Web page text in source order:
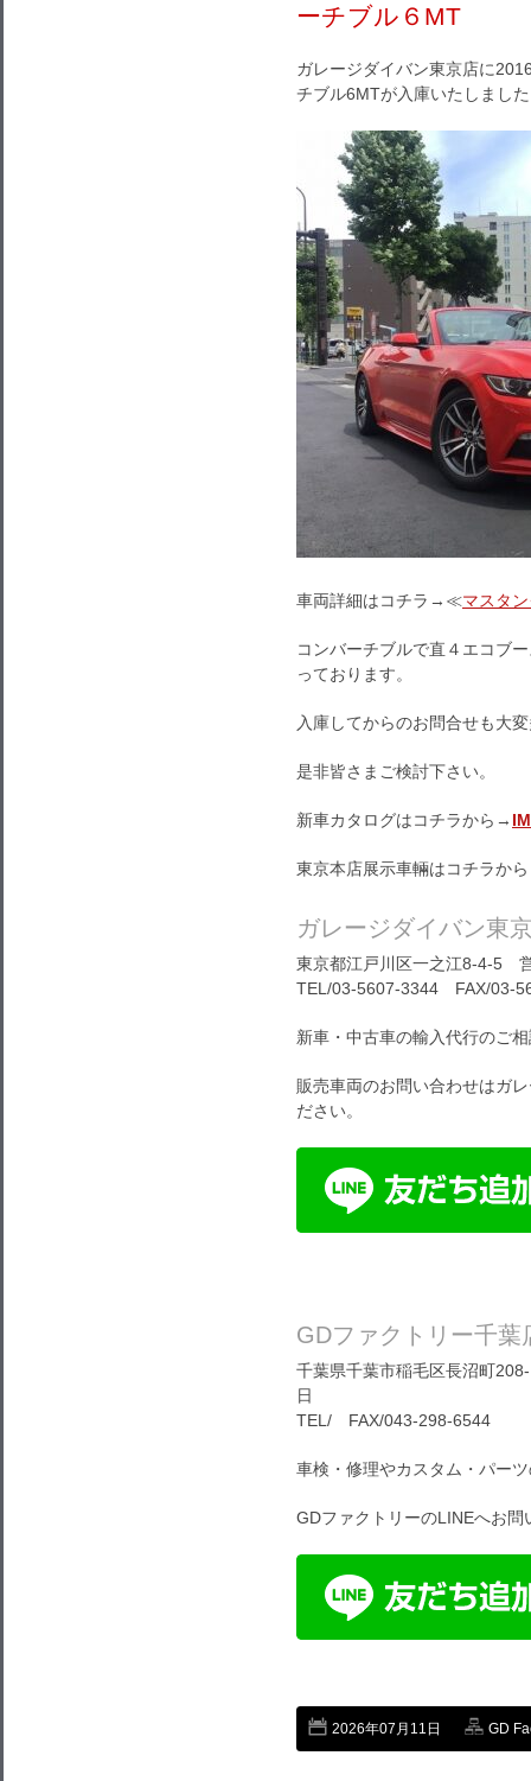
ーチブル６MT
ガレージダイバン東京店に
チブル6MTが入庫いたしまし
車両詳細はコチラ→≪マスタ
コンバーチブルで直４エコブ
っております。
入庫してからのお問合せも大
是非皆さまご検討下さい。
新車カタログはコチラから→
東京本店展示車輛はコチラか
ガレージダイバン東
東京都江戸川区一之江8-4-5
TEL/03-5607-3344 FAX/03-
新車・中古車の輸入代行のご
販売車両のお問い合わせはガ
ださい。
GDファクトリー千葉
千葉県千葉市稲毛区長沼町
日
TEL/ FAX/043-298-6544
車検・修理やカスタム・パー
GDファクトリーのLINEへお問
2026年07月11日 GD